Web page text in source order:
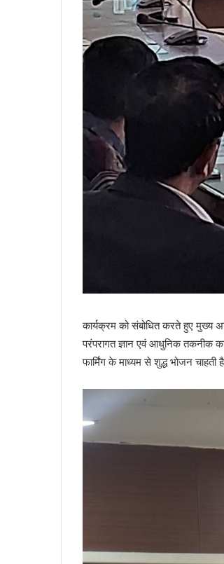
कार्यक्रम को संबोधित करते हुए मुख्य
परंपरागत ज्ञान एवं आधुनिक तकनीक
फार्मिंग के माध्यम से शुद्ध भोजन